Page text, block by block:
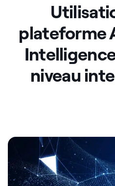
Entreprise
Ressources
plateforme
niveau